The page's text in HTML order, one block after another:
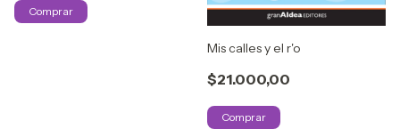
Mis calles y el r'o
$21.000,00